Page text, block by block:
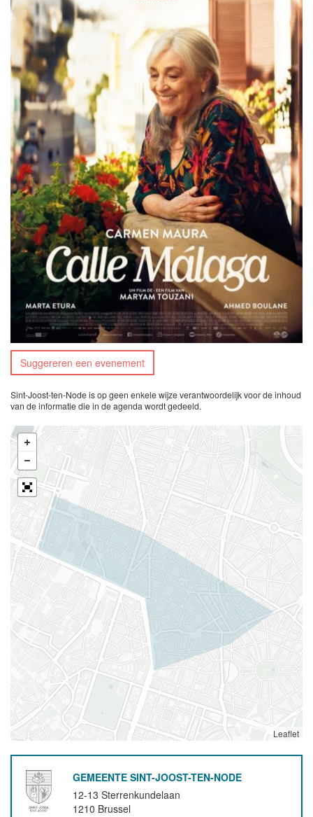
Suggereren een evenement
Sint-Joost-ten-Node is op geen enkele wijze verantwoordelijk voor de inhoud
van de informatie die in de agenda wordt gedeeld.
Leaflet
GEMEENTE SINT-JOOST-TEN-NODE
12-13 Sterrenkundelaan
1210 Brussel